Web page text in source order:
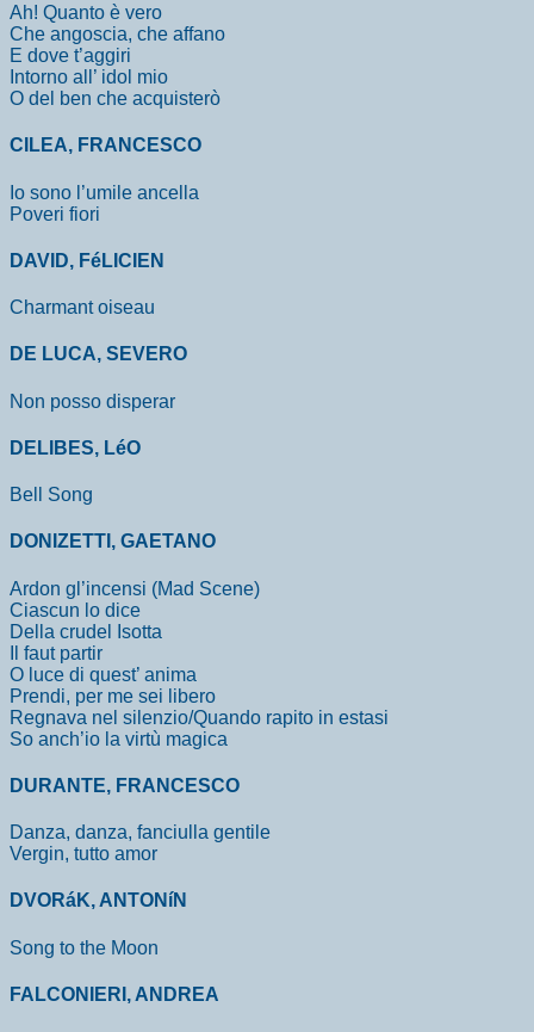
Ah! Quanto è vero
Che angoscia, che affano
E dove t’aggiri
Intorno all’ idol mio
O del ben che acquisterò
CILEA, FRANCESCO
Io sono l’umile ancella
Poveri fiori
DAVID, FéLICIEN
Charmant oiseau
DE LUCA, SEVERO
Non posso disperar
DELIBES, LéO
Bell Song
DONIZETTI, GAETANO
Ardon gl’incensi (Mad Scene)
Ciascun lo dice
Della crudel Isotta
Il faut partir
O luce di quest’ anima
Prendi, per me sei libero
Regnava nel silenzio/Quando rapito in estasi
So anch’io la virtù magica
DURANTE, FRANCESCO
Danza, danza, fanciulla gentile
Vergin, tutto amor
DVORáK, ANTONíN
Song to the Moon
FALCONIERI, ANDREA